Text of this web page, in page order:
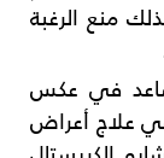
منع الرغبة
في عكس
علاج أعراض